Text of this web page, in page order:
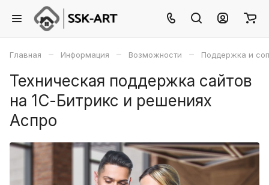
Главная – Информация – Возможности – Поддержка и
Техническая поддержка сайтов
на 1С-Битрикс и решениях
Аспро